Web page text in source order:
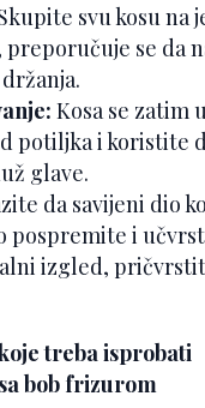
svu kosu na
se da
Kosa se zatim
potiljka i koristite
glave.
da savijeni dio
pospremite i
izgled,
treba isprobati
bob frizurom